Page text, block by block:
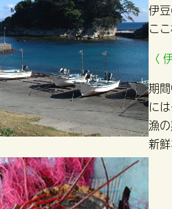
伊
こ
〈
期
に
漁
新